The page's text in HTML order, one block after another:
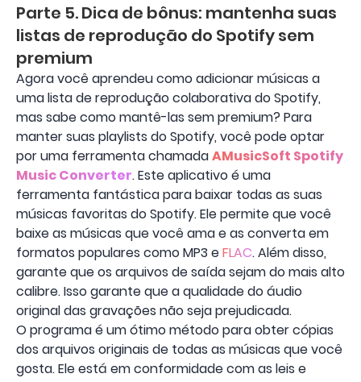
Parte 5. Dica de bônus: mantenha suas
listas de reprodução do Spotify sem
premium
Agora você aprendeu como adicionar músicas a
uma lista de reprodução colaborativa do Spotify,
mas sabe como mantê-las sem premium? Para
manter suas playlists do Spotify, você pode optar
por uma ferramenta chamadaAMusicSoft Spotify
Music Converter. Este aplicativo é uma
ferramenta fantástica para baixar todas as suas
músicas favoritas do Spotify. Ele permite que você
baixe as músicas que você ama e as converta em
formatos populares como MP3 eFLAC. Além disso,
garante que os arquivos de saída sejam do mais alto
calibre. Isso garante que a qualidade do áudio
original das gravações não seja prejudicada.
O programa é um ótimo método para obter cópias
dos arquivos originais de todas as músicas que você
gosta. Ele está em conformidade com as leis e